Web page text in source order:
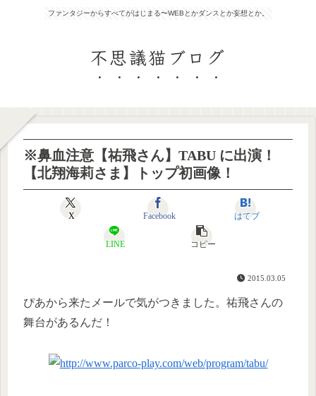
ファンタジーからすべてがはじまる〜WEBとかダンスとか妄想とか。
不思議猫ブログ
※鼻血注意【祐飛さん】TABU に出演！
【北翔海莉さま】トップ初画像！
X Facebook はてブ
LINE コピー
2015.03.05
ぴあから来たメールで気がつきました。祐飛さんの
舞台があるんだ！